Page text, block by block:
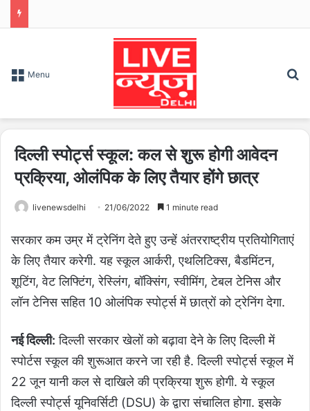
Menu
दिल्ली स्पोर्ट्स स्कूल: कल से शुरू होगी आवेदन
प्रक्रिया, ओलंपिक के लिए तैयार होंगे छात्र
livenewsdelhi 21/06/2022 1 minute read
सरकार कम उम्र में ट्रेनिंग देते हुए उन्हें अंतरराष्ट्रीय प्रतियोगिताएं
के लिए तैयार करेगी. यह स्कूल आर्करी, एथलिटिक्स, बैडमिंटन,
शूटिंग, वेट लिफ्टिंग, रेस्लिंग, बॉक्सिंग, स्वीमिंग, टेबल टेनिस और
लॉन टेनिस सहित 10 ओलंपिक स्पोर्ट्स में छात्रों को ट्रेनिंग देगा.
नई दिल्ली: दिल्ली सरकार खेलों को बढ़ावा देने के लिए दिल्ली में
स्पोर्टस स्कूल की शुरूआत करने जा रही है. दिल्ली स्पोर्ट्स स्कूल में
22 जून यानी कल से दाखिले की प्रक्रिया शुरू होगी. ये स्कूल
दिल्ली स्पोर्ट्स यूनिवर्सिटी (DSU) के द्वारा संचालित होगा. इसके